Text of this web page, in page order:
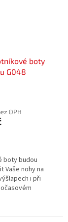
boty
G048
DPH
boty budou
Vaše nohy na
i při
tato kotníková